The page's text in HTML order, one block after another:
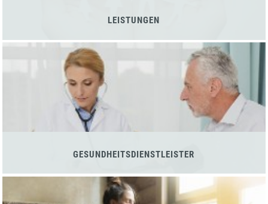
LEISTUNGEN
GESUNDHEITSDIENSTLEISTER